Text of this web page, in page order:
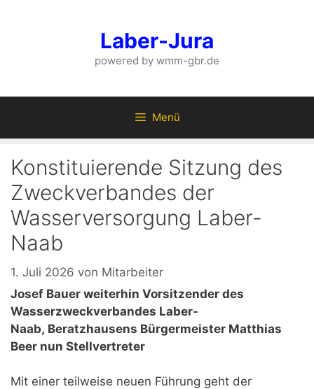
Laber-Jura
powered by wmm-gbr.de
Menü
Konstituierende Sitzung des
Zweckverbandes der
Wasserversorgung Laber-
Naab
1. Juli 2026 von Mitarbeiter
Josef Bauer weiterhin Vorsitzender des
Wasserzweckverbandes Laber-
Naab, Beratzhausens Bürgermeister Matthias
Beer nun Stellvertreter
Mit einer teilweise neuen Führung geht der